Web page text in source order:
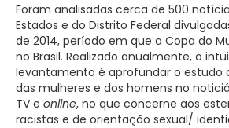
Foram analisadas cerca de 500
Estados e do Distrito Federal
de 2014, período em que a Copa do
no Brasil. Realizado anualmente, o
levantamento é aprofundar o estudo
das mulheres e dos homens no
TV e online, no que concerne aos
racistas e de orientação sexual/